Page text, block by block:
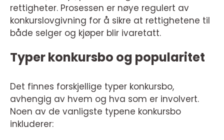
rettigheter. Prosessen er nøye regulert av
konkurslovgivning for å sikre at rettighetene til
både selger og kjøper blir ivaretatt.
Typer konkursbo og popularitet
Det finnes forskjellige typer konkursbo,
avhengig av hvem og hva som er involvert.
Noen av de vanligste typene konkursbo
inkluderer: